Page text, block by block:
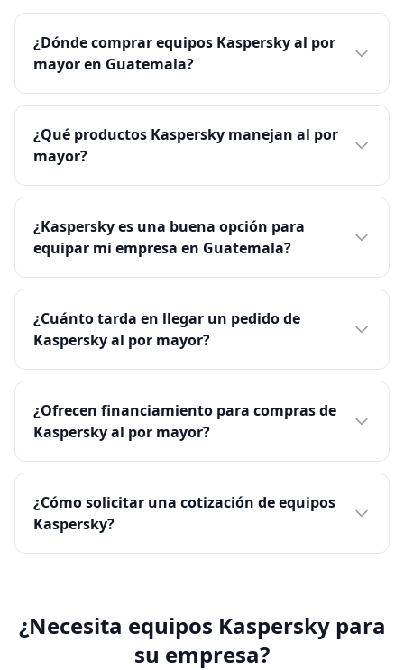
¿Dónde comprar equipos Kaspersky al por
mayor en Guatemala?
¿Qué productos Kaspersky manejan al por
mayor?
¿Kaspersky es una buena opción para
equipar mi empresa en Guatemala?
¿Cuánto tarda en llegar un pedido de
Kaspersky al por mayor?
¿Ofrecen financiamiento para compras de
Kaspersky al por mayor?
¿Cómo solicitar una cotización de equipos
Kaspersky?
¿Necesita equipos Kaspersky para
su empresa?